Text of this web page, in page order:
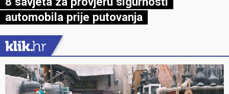
automobila prije putovanja